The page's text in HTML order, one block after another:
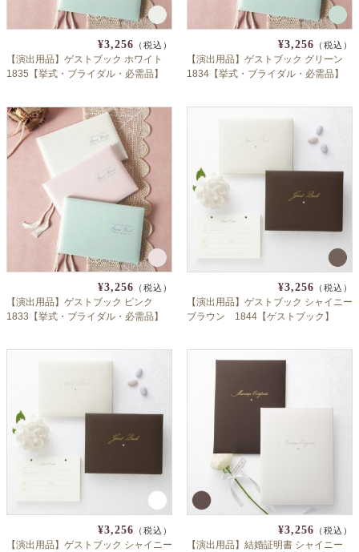
¥3,256 （税込）
【演出用品】ゲストブック ホワイト
1835【挙式・ブライダル・必需品】
¥3,256 （税込）
【演出用品】ゲストブック グリーン
1834【挙式・ブライダル・必需品】
¥3,256 （税込）
【演出用品】ゲストブック ピンク
1833【挙式・ブライダル・必需品】
¥3,256 （税込）
【演出用品】ゲストブック シャイニー
ブラウン 1844【ゲストブック】
¥3,256 （税込）
【演出用品】ゲストブック シャイニー
¥3,256 （税込）
【演出用品】結婚証明書 シャイニー